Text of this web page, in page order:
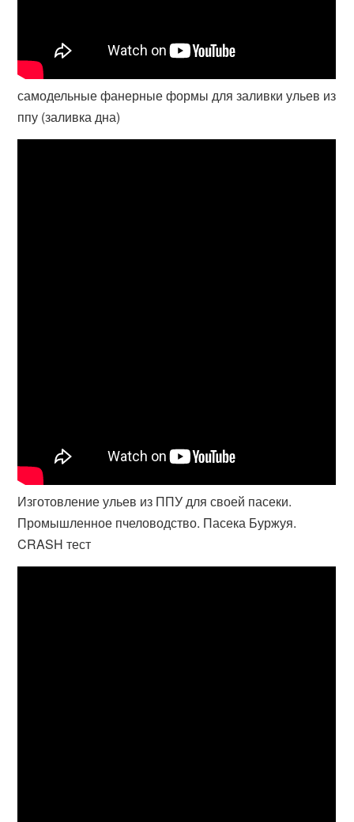
самодельные фанерные формы для заливки ульев из
ппу (заливка дна)
Изготовление ульев из ППУ для своей пасеки.
Промышленное пчеловодство. Пасека Буржуя.
CRASH тест